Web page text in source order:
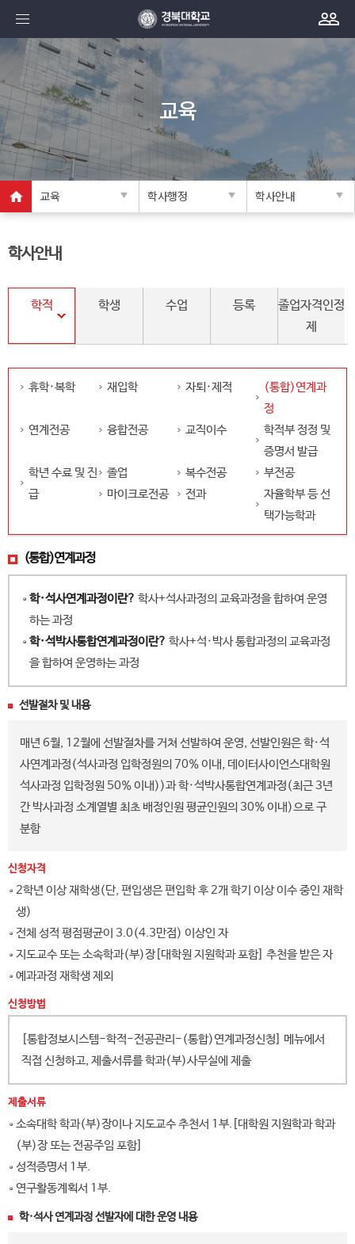
교육
교육 학사행정 학사안내
학사안내
학적 학생 수업 등록
졸업자격인정
제
휴학·복학 재입학 자퇴·제적
(통합)연계과
정
연계전공
융합전공 교직이수
학적부 정정 및
증명서 발급
학년 수료 및 진
급
졸업 복수전공
부전공
마이크로전공
전과
자율학부 등 선
택가능학과
(통합)연계과정
학·석사연계과정이란? 학사+석사과정의 교육과정을 합하여 운영
하는 과정
학·석박사통합연계과정이란? 학사+석·박사 통합과정의 교육과정
을 합하여 운영하는 과정
선발절차 및 내용
매년 6월, 12월에 선발절차를 거쳐 선발하여 운영, 선발인원은 학·석
사연계과정(석사과정 입학정원의 70% 이내, 데이터사이언스대학원
석사과정 입학정원 50% 이내))과 학·석박사통합연계과정(최근 3년
간 박사과정 소계열별 최초 배정인원 평균인원의 30% 이내)으로 구
분함
신청자격
2학년 이상 재학생(단, 편입생은 편입학 후 2개 학기 이상 이수 중인 재학
생)
전체 성적 평점평균이 3.0(4.3만점) 이상인 자
지도교수 또는 소속학과(부)장[대학원 지원학과 포함] 추천을 받은 자
예과과정 재학생 제외
신청방법
[통합정보시스템-학적-전공관리-(통합)연계과정신청] 메뉴에서
직접 신청하고, 제출서류를 학과(부)사무실에 제출
제출서류
소속대학 학과(부)장이나 지도교수 추천서 1부.[대학원 지원학과 학과
(부)장 또는 전공주임 포함]
성적증명서 1부.
연구활동계획서 1부.
학·석사 연계과정 선발자에 대한 운영 내용